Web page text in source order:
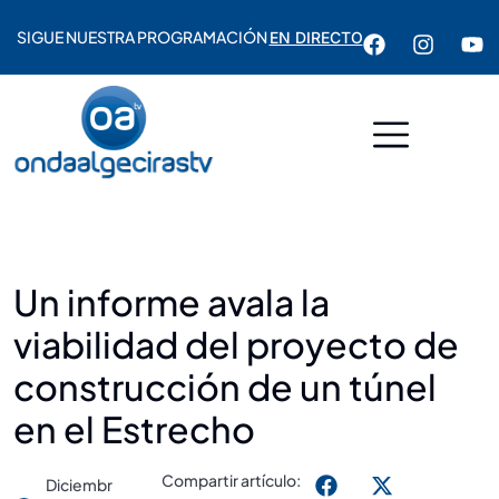
SIGUE NUESTRA PROGRAMACIÓNEN DIRECTO
Un informe avala la
viabilidad del proyecto de
construcción de un túnel
en el Estrecho
Diciembr
Compartir artículo: